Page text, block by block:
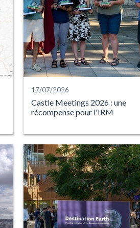
17/07/2026
Castle Meetings 2026 : une
récompense pour l'IRM